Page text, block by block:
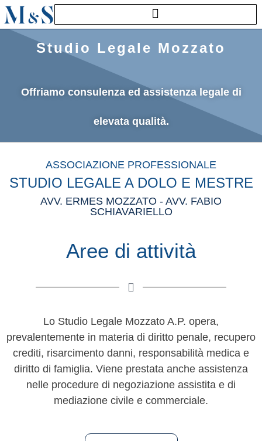
Studio Legale Mozzato
Offriamo consulenza ed assistenza legale di
elevata qualità.
ASSOCIAZIONE PROFESSIONALE
STUDIO LEGALE A DOLO E MESTRE
AVV. ERMES MOZZATO - AVV. FABIO
SCHIAVARIELLO
Aree di attività
Lo Studio Legale Mozzato A.P. opera,
prevalentemente in materia di diritto penale, recupero
crediti, risarcimento danni, responsabilità medica e
diritto di famiglia. Viene prestata anche assistenza
nelle procedure di negoziazione assistita e di
mediazione civile e commerciale.